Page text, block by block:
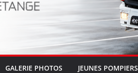
GALERIE PHOTOS JEUNES POMPIERS